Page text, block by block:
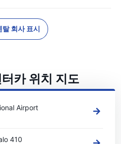
탈 회사 표시
카 위치 지도
보기
Airport
410